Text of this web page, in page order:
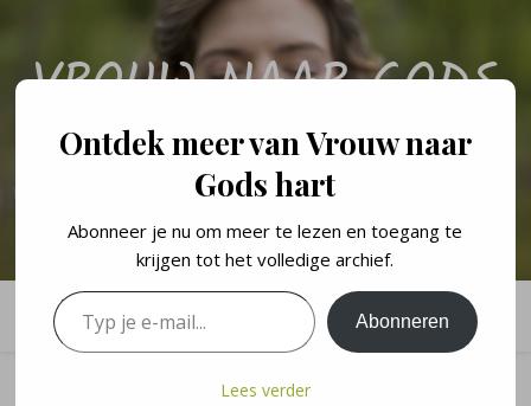
VROUW NAAR GODS
HART
Een persoonlijk blog over de levenslessen en geloofswandel van een
Ontdek meer van Vrouw naar
Gods hart
Abonneer je nu om meer te lezen en toegang te
krijgen tot het volledige archief.
Typ je e-mail...
Abonneren
Lees verder